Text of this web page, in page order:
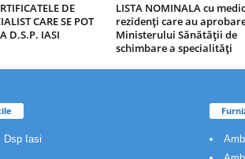
DE
CARE SE POT
D.S.P. IASI
LISTA NOMINALA cu
rezidenţi care au
Ministerului Sănătăţii de
schimbare a specialităţi
Dsp Iasi